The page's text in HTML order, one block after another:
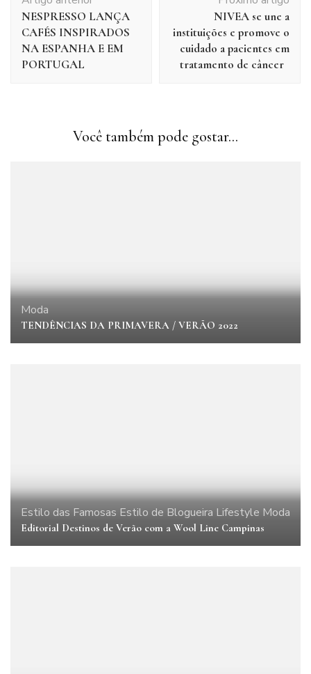
de
post
NESPRESSO LANÇA
CAFÉS INSPIRADOS
NA ESPANHA E EM
PORTUGAL
NIVEA se une a
instituições e promove o
cuidado a pacientes em
tratamento de câncer
Você também pode gostar...
Moda
TENDÊNCIAS DA PRIMAVERA / VERÃO 2022
Estilo das Famosas Estilo de Blogueira Lifestyle Moda
Editorial Destinos de Verão com a Wool Line Campinas